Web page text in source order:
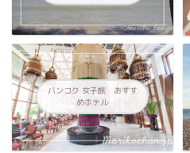
バンコク 女子旅 おすす
めホテル